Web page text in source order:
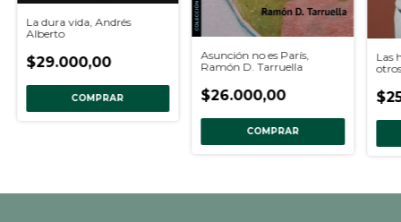
La dura vida, Andrés
Alberto
$29.000,00
COMPRAR
Asunción no es París,
Ramón D. Tarruella
$26.000,00
COMPRAR
Las